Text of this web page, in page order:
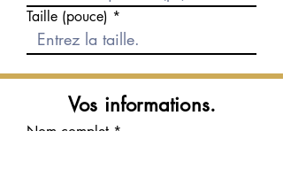
Taille (pouce)
Vos informations.
Nom complet